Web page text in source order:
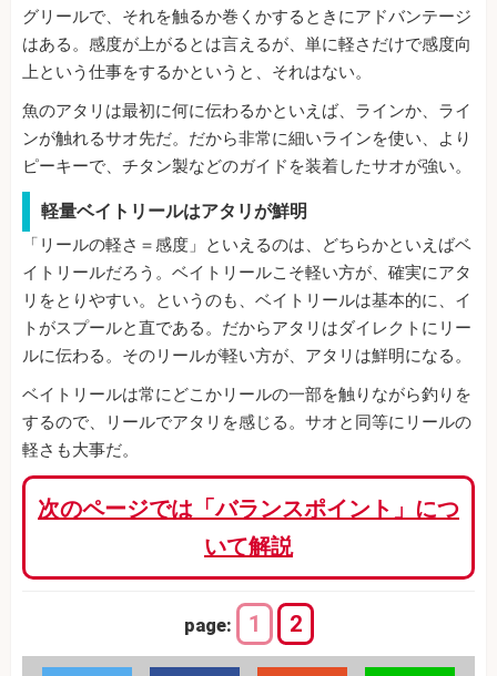
グリールで、それを触るか巻くかするときにアドバンテージ
はある。感度が上がるとは言えるが、単に軽さだけで感度向
上という仕事をするかというと、それはない。
魚のアタリは最初に何に伝わるかといえば、ラインか、ライ
ンが触れるサオ先だ。だから非常に細いラインを使い、より
ピーキーで、チタン製などのガイドを装着したサオが強い。
軽量ベイトリールはアタリが鮮明
「リールの軽さ＝感度」といえるのは、どちらかといえばベ
イトリールだろう。ベイトリールこそ軽い方が、確実にアタ
リをとりやすい。というのも、ベイトリールは基本的に、イ
トがスプールと直である。だからアタリはダイレクトにリー
ルに伝わる。そのリールが軽い方が、アタリは鮮明になる。
ベイトリールは常にどこかリールの一部を触りながら釣りを
するので、リールでアタリを感じる。サオと同等にリールの
軽さも大事だ。
次のページでは「バランスポイント」につ
いて解説
page: 1 2